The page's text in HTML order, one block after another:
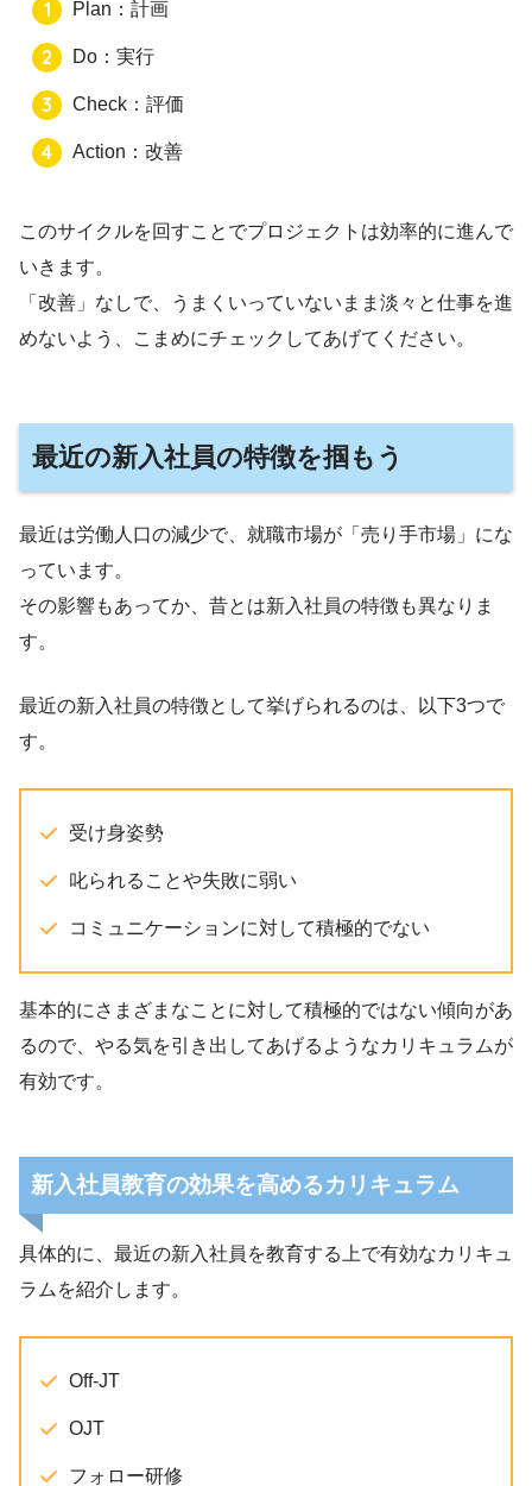
Plan：計画
Do：実行
Check：評価
Action：改善
このサイクルを回すことでプロジェクトは効率的に進んで
いきます。
「改善」なしで、うまくいっていないまま淡々と仕事を進
めないよう、こまめにチェックしてあげてください。
最近の新入社員の特徴を掴もう
最近は労働人口の減少で、就職市場が「売り手市場」にな
っています。
その影響もあってか、昔とは新入社員の特徴も異なりま
す。
最近の新入社員の特徴として挙げられるのは、以下3つで
す。
受け身姿勢
叱られることや失敗に弱い
コミュニケーションに対して積極的でない
基本的にさまざまなことに対して積極的ではない傾向があ
るので、やる気を引き出してあげるようなカリキュラムが
有効です。
新入社員教育の効果を高めるカリキュラム
具体的に、最近の新入社員を教育する上で有効なカリキュ
ラムを紹介します。
Off-JT
OJT
フォロー研修